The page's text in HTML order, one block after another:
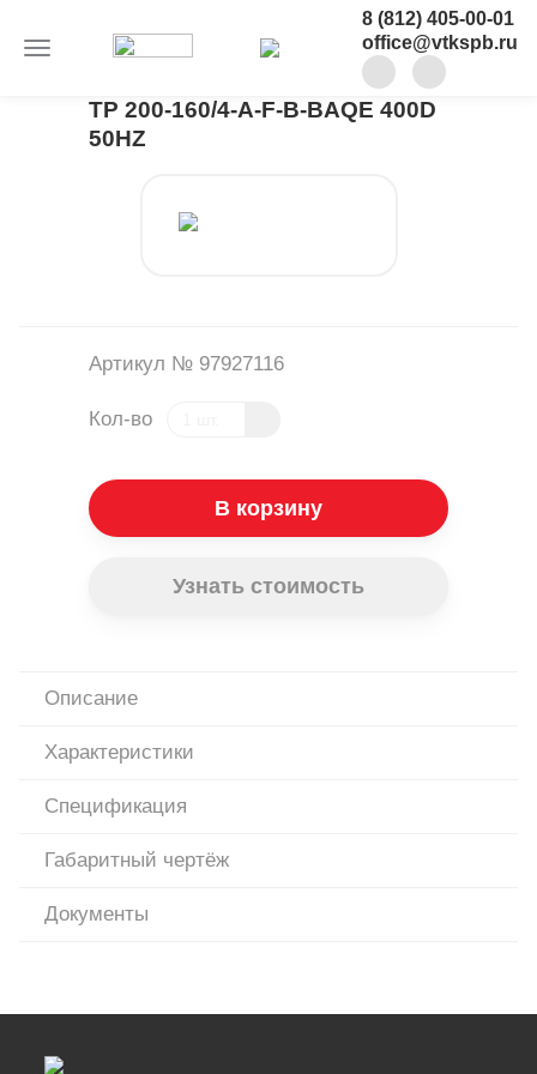
8 (812) 405-00-01
office@vtkspb.ru
TP 200-160/4-A-F-B-BAQE 400D
50HZ
Артикул № 97927116
Кол-во
В корзину
Узнать стоимость
Описание
Характеристики
Спецификация
Габаритный чертёж
Документы